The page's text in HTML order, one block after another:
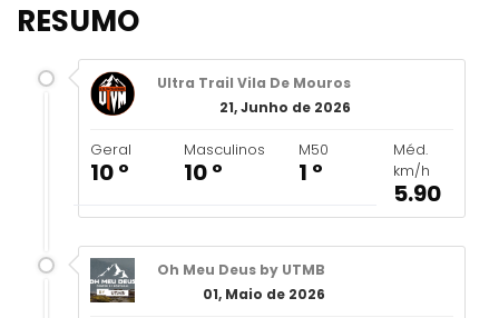
RESUMO
Ultra Trail Vila De Mouros
21, Junho de 2026
Geral
10 º
Masculinos
10 º
M50
1 º
Méd.
km/h
5.90
Oh Meu Deus by UTMB
01, Maio de 2026